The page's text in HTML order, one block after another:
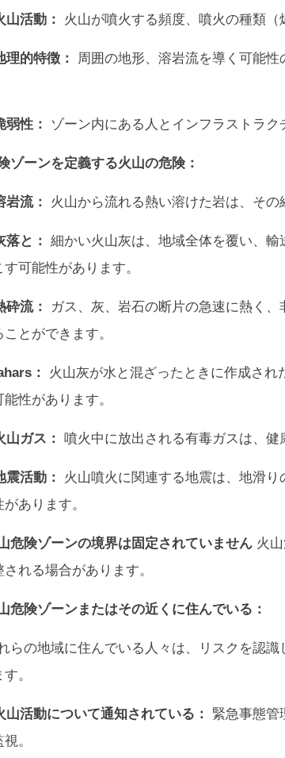
山活動： 火山が噴火する頻度、噴火の種類（
理的特徴：
周囲の地形、溶岩流を導く可能
弱性： ゾーン内にある人とインフラストラク
ゾーンを定義する火山の危険：
岩流： 火山から流れる熱い溶けた岩は、その
落と： 細かい火山灰は、地域全体を覆い、輸
す可能性があります。
砕流：
ガス、灰、岩石の断片の急速に熱く
とができます。
：
火山灰が水と混ざったときに作成さ
性があります。
山ガス： 噴火中に放出される有毒ガスは、健
震活動：
火山噴火に関連する地震は、地滑
あります。
危険ゾーンの境界は固定されていません 火
される場合があります。
危険ゾーンまたはその近くに住んでいる：
らの地域に住んでいる人々は、リスクを認
。
山活動について通知されている：
緊急事態管
。